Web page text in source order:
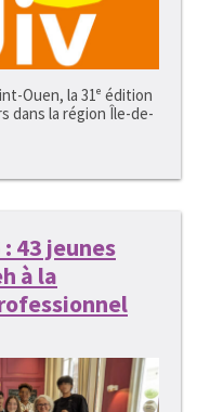
Ouen, la 31ᵉ édition
dans la région Île-de-
43 jeunes
à la